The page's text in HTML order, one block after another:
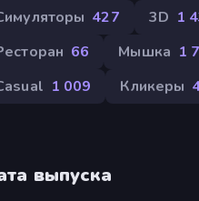
427 3D 1
66 Мышка 1
1 009 Кликеры
выпуска